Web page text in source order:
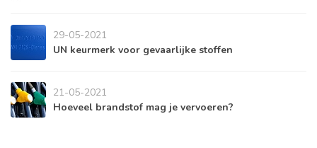
29-05-2021
UN keurmerk voor gevaarlijke stoffen
21-05-2021
Hoeveel brandstof mag je vervoeren?